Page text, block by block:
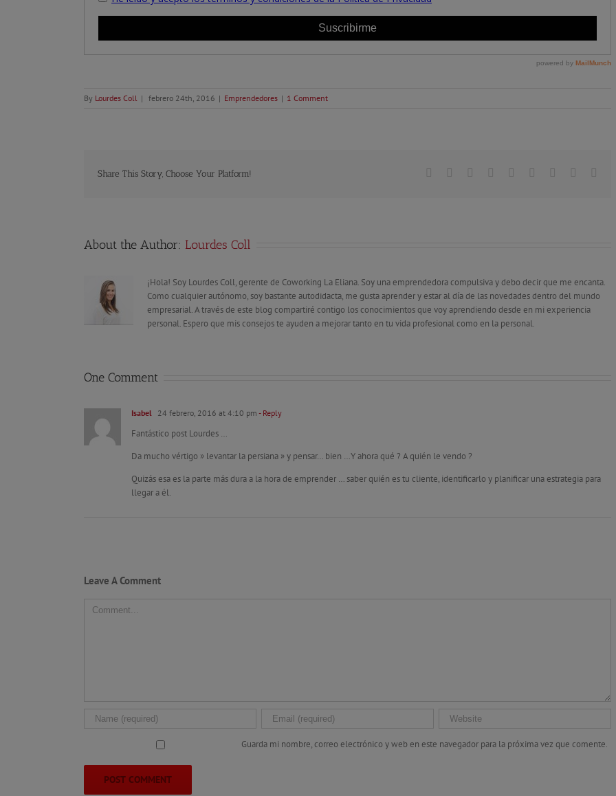
By Lourdes Coll | febrero 24th, 2016 | Emprendedores | 1 Comment
Share This Story, Choose Your Platform! Facebook
TwitterLinkedin
Reddit TumblrGoogle+Pinterest
About the Author: Lourdes Coll
¡Hola! Soy Lourdes Coll, gerente de Coworking La Eliana. Soy una emprendedora compulsiva y debo decir que me encanta.
Como cualquier autónomo, soy bastante autodidacta, me gusta aprender y estar al día de las novedades dentro del mundo
empresarial. A través de este blog compartiré contigo los conocimientos que voy aprendiendo desde en mi experiencia
personal. Espero que mis consejos te ayuden a mejorar tanto en tu vida profesional como en la personal.
One Comment
Isabel 24 febrero, 2016 at 4:10 pm - Reply
Fantástico post Lourdes …
Da mucho vértigo » levantar la persiana » y pensar… bien …Y ahora qué ? A quién le vendo ?
Quizás esa es la parte más dura a la hora de emprender … saber quién es tu cliente, identificarlo y planificar una estrategia para
llegar a él.
Leave A Comment
Comment
Guarda mi nombre, correo electrónico y web en este navegador para la próxima vez que comente.